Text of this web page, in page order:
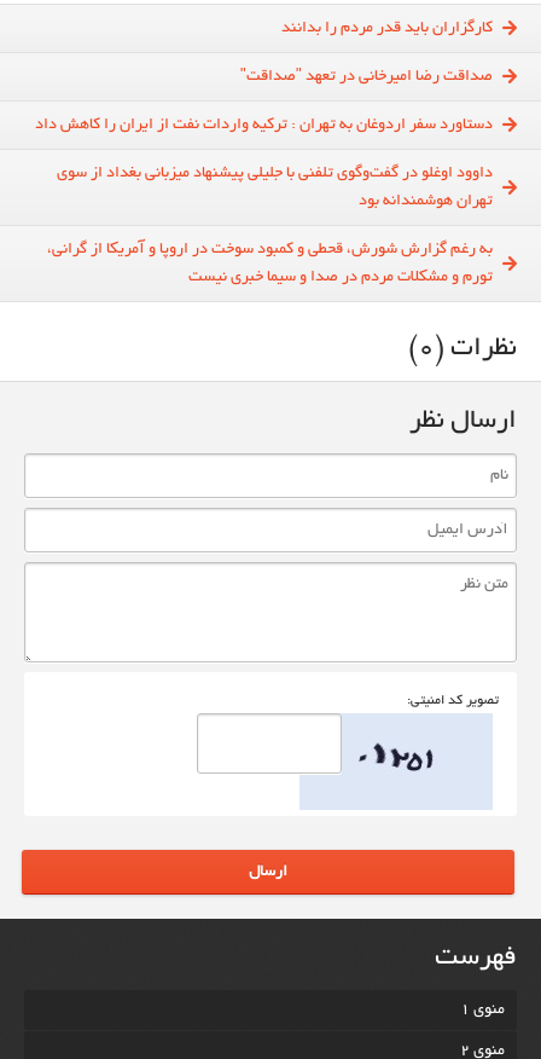
کارگزاران باید قدر مردم را بدانند
صداقت رضا امیرخانی در تعهد "صداقت"
دستاورد سفر اردوغان به تهران : ترکیه واردات نفت از ایران را کاهش داد
داوود اوغلو در گفت‌وگوی تلفنی با جلیلی پیشنهاد میزبانی بغداد از سوی
تهران هوشمندانه بود
به رغم گزارش شورش، قحطی و کمبود سوخت در اروپا و آمریکا از گرانی،
تورم و مشکلات مردم در صدا و سیما خبری نیست
نظرات (0)
ارسال نظر
تصوير کد امنيتی:
ارسال
فهرست
منوی 1
منوی 2